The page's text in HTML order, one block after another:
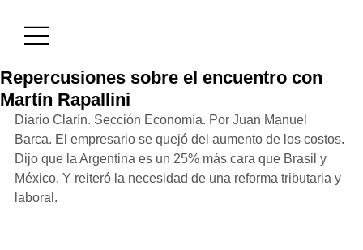
Repercusiones sobre el encuentro con
Martín Rapallini
Diario Clarín. Sección Economía. Por Juan Manuel
Barca. El empresario se quejó del aumento de los costos.
Dijo que la Argentina es un 25% más cara que Brasil y
México. Y reiteró la necesidad de una reforma tributaria y
laboral.